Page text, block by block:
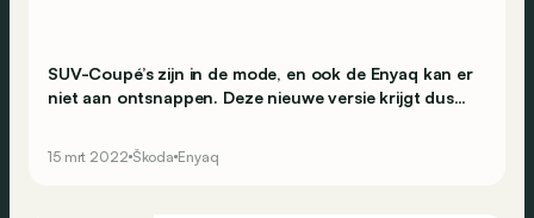
SUV-Coupé’s zijn in de mode, en ook de Enyaq kan er
niet aan ontsnappen. Deze nieuwe versie krijgt dus
vraag is of dat hem minder praktisch maakt...
15 mrt 2022 Škoda Enyaq